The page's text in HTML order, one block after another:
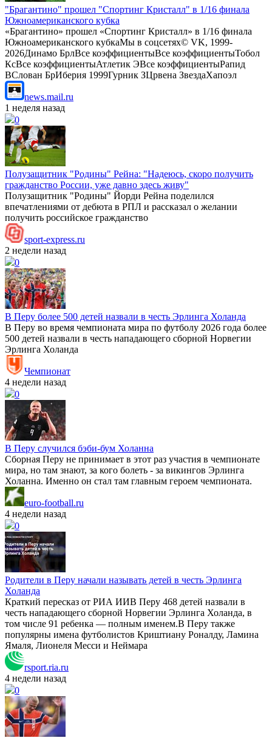
"Брагантино" прошел "Спортинг Кристалл" в 1/16 финала
Южноамериканского кубка
«Брагантино» прошел «Спортинг Кристалл» в 1/16 финала
Южноамериканского кубкаМы в соцсетях© VK, 1999-
2026Динамо БрлВсе коэффициентыВсе коэффициентыТобол
КсВсе коэффициентыАтлетик ЭВсе коэффициентыРапид
ВСлован БрИберия 1999Гурник ЗЦрвена ЗвездаХапоэл
news.mail.ru
1 неделя назад
0
Полузащитник "Родины" Рейна: "Надеюсь, скоро получить
гражданство России, уже давно здесь живу"
Полузащитник "Родины" Йорди Рейна поделился
впечатлениями от дебюта в РПЛ и рассказал о желании
получить российское гражданство
sport-express.ru
2 недели назад
0
В Перу более 500 детей назвали в честь Эрлинга Холанда
В Перу во время чемпионата мира по футболу 2026 года более
500 детей назвали в честь нападающего сборной Норвегии
Эрлинга Холанда
Чемпионат
4 недели назад
0
В Перу случился бэби-бум Холанна
Сборная Перу не принимает в этот раз участия в чемпионате
мира, но там знают, за кого болеть - за викингов Эрлинга
Холанна. Именно он стал там главным героем чемпионата.
euro-football.ru
4 недели назад
0
Родители в Перу начали называть детей в честь Эрлинга
Холанда
Краткий пересказ от РИА ИИВ Перу 468 детей назвали в
честь нападающего сборной Норвегии Эрлинга Холанда, в
том числе 91 ребенка — полным именем.В Перу также
популярны имена футболистов Криштиану Роналду, Ламина
Ямаля, Лионеля Месси и Неймара
rsport.ria.ru
4 недели назад
0